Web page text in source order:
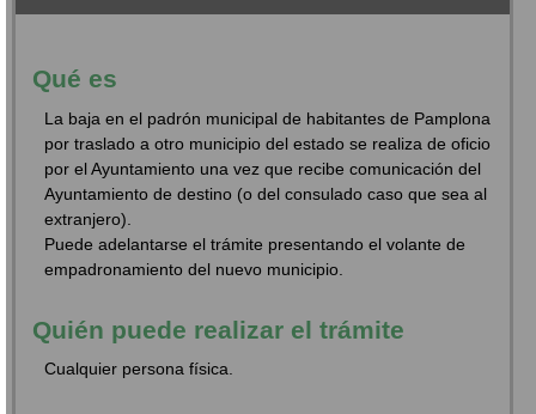
Qué es
La baja en el padrón municipal de habitantes de Pamplona
por traslado a otro municipio del estado se realiza de oficio
por el Ayuntamiento una vez que recibe comunicación del
Ayuntamiento de destino (o del consulado caso que sea al
extranjero).
Puede adelantarse el trámite presentando el volante de
empadronamiento del nuevo municipio.
Quién puede realizar el trámite
Cualquier persona física.